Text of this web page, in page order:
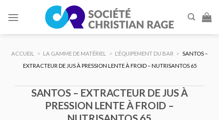
ACCUEIL > LA GAMME DE MATÉRIEL > L'ÉQUIPEMENT DU BAR > SANTOS –
EXTRACTEUR DE JUS À PRESSION LENTE À FROID – NUTRISANTOS 65
SANTOS – EXTRACTEUR DE JUS À
PRESSION LENTE À FROID –